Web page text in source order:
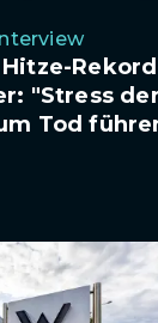
Rekord
"Stress der
Tod